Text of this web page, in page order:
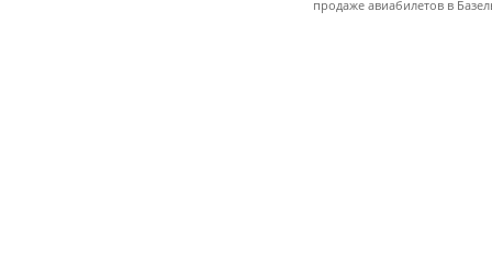
продаже авиабилетов в